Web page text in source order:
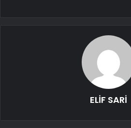
ELİF SARİ